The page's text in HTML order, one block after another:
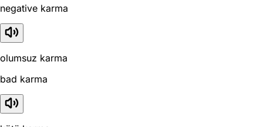
negative karma
olumsuz karma
bad karma